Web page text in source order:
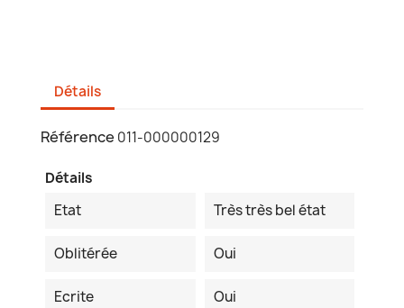
Détails
Référence 011-000000129
Détails
Etat
Très très bel état
Oblitérée Oui
Ecrite Oui